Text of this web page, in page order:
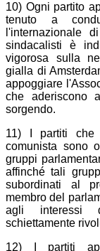
10) Ogni partito
tenuto a
l'internazionale
sindacalisti è
vigorosa sulla
gialla di
appoggiare
che aderiscono
sorgendo.
11) I partiti che
comunista sono
gruppi
affinché tali
subordinati al
membro del
agli interessi
schiettamente
12) I partiti